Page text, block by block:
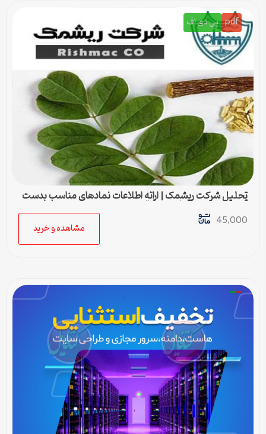
pdf پی دی اف
تحلیل شرکت ریشمک | ارائه اطلاعات نمادهای مناسب بدست
آمده با رویکرد تحیلی تکنیکال
45,000
مشاهده و خرید